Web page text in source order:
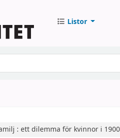
Listor
: ett dilemma för kvinnor i